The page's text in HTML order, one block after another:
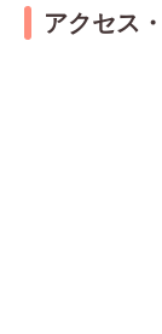
アクセス